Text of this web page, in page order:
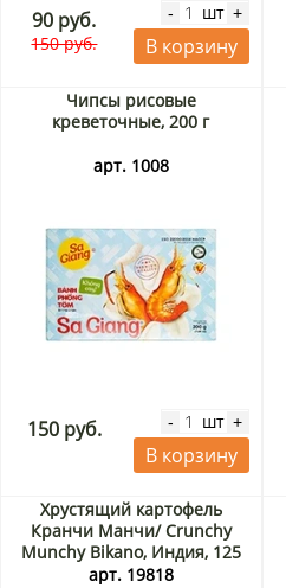
90 руб.
150 руб.
- шт +
В корзину
Чипсы рисовые
креветочные, 200 г
арт. 1008
150 руб. - шт +
В корзину
Хрустящий картофель
Кранчи Манчи/ Crunchy
Munchy Bikano, Индия, 125
г. Срок до 24.09.2026.
арт. 19818